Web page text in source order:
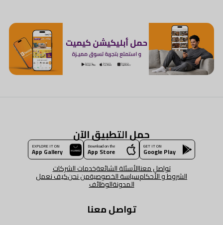
حمل التطبيق الآن
GET IT ON
Google Play
Download on the
App Store
EXPLORE IT ON
App Gallery
تواصل معناالأسئلة الشائعةخدمات الشركات
الشروط و الأحكامسياسة الخصوصيةمن نحنكيف نعمل
المدونةالوظائف
تواصل معنا